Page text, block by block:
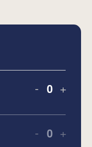
- Quantity
+
- Quantity
+